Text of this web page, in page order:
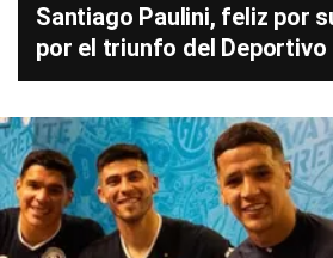
Santiago Paulini, feliz por
por el triunfo del Deportivo